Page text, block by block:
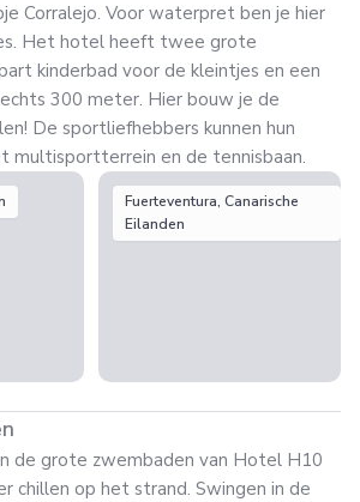
Corralejo. Voor waterpret ben je hier
Het hotel heeft twee grote
kinderbad voor de kleintjes en een
300 meter. Hier bouw je de
De sportliefhebbers kunnen hun
multisportterrein en de tennisbaan.
Fuerteventura, Canarische
Eilanden
de grote zwembaden van Hotel H10
chillen op het strand. Swingen in de